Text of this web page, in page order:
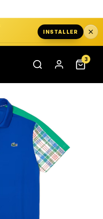
INSTALLER
3